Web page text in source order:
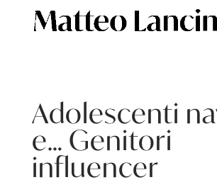
Adolescenti
e… Genitori
influencer